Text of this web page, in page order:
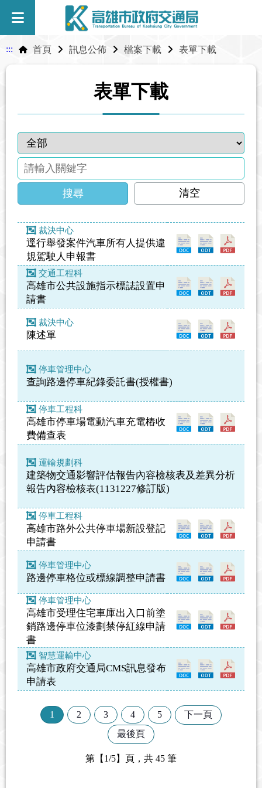
::: 首頁 訊息公佈 檔案下載 表單下載
表單下載
搜尋 清空
裁決中心
逕行舉發案件汽車所有人提供違
規駕駛人申報書
交通工程科
高雄市公共設施指示標誌設置申
請書
裁決中心
陳述單
停車管理中心
查詢路邊停車紀錄委託書(授權書)
停車工程科
高雄市停車場電動汽車充電樁收
費備查表
運輸規劃科
建築物交通影響評估報告內容檢核表及差異分析
報告內容檢核表(1131227修訂版)
停車工程科
高雄市路外公共停車場新設登記
申請書
停車管理中心
路邊停車格位或標線調整申請書
停車管理中心
高雄市受理住宅車庫出入口前塗
銷路邊停車位漆劃禁停紅線申請
書
智慧運輸中心
高雄市政府交通局CMS訊息發布
申請表
1 2 3 4 5
下一頁
最後頁
第【1/5】頁，共 45 筆